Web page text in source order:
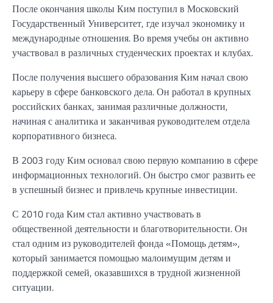
После окончания школы Ким поступил в Московский
Государственный Университет, где изучал экономику и
международные отношения. Во время учебы он активно
участвовал в различных студенческих проектах и клубах.
После получения высшего образования Ким начал свою
карьеру в сфере банковского дела. Он работал в крупных
российских банках, занимая различные должности,
начиная с аналитика и заканчивая руководителем отдела
корпоративного бизнеса.
В 2003 году Ким основал свою первую компанию в сфере
информационных технологий. Он быстро смог развить ее
в успешный бизнес и привлечь крупные инвестиции.
С 2010 года Ким стал активно участвовать в
общественной деятельности и благотворительности. Он
стал одним из руководителей фонда «Помощь детям»,
который занимается помощью малоимущим детям и
поддержкой семей, оказавшихся в трудной жизненной
ситуации.